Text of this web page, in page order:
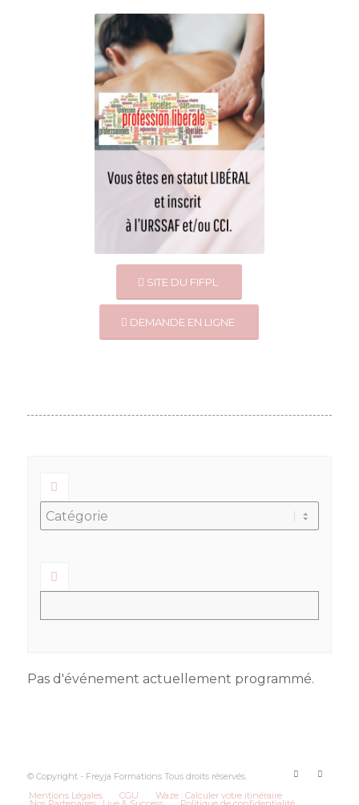
SITE DU FIFPL
DEMANDE EN LIGNE
Pas d'événement actuellement programmé.
© Copyright - Freyja Formations Tous droits réservés.
Mentions Légales
CGU Waze : Calculer votre itinéraire